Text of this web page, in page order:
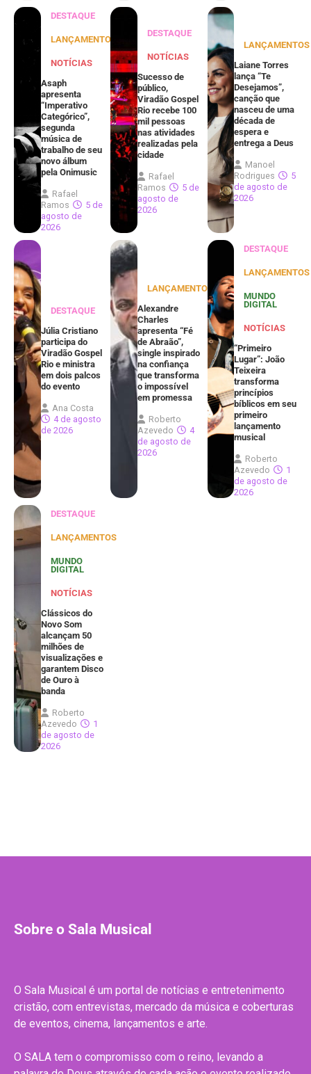
DESTAQUE
LANÇAMENTOS
NOTÍCIAS
Asaph
apresenta
“Imperativo
Categórico”,
segunda
música de
trabalho de seu
novo álbum
pela Onimusic
Rafael
Ramos
5 de
agosto de
2026
DESTAQUE
NOTÍCIAS
Sucesso de
público,
Viradão Gospel
Rio recebe 100
mil pessoas
nas atividades
realizadas pela
cidade
Rafael
Ramos
5 de
agosto de
2026
LANÇAMENTOS
Laiane Torres
lança “Te
Desejamos”,
canção que
nasceu de uma
década de
espera e
entrega a Deus
Manoel
Rodrigues
5
de agosto de
2026
DESTAQUE
Júlia Cristiano
participa do
Viradão Gospel
Rio e ministra
em dois palcos
do evento
Ana Costa
4 de agosto
de 2026
LANÇAMENTOS
Alexandre
Charles
apresenta “Fé
de Abraão”,
single inspirado
na confiança
que transforma
o impossível
em promessa
Roberto
Azevedo
4
de agosto de
2026
DESTAQUE
LANÇAMENTOS
MUNDO
DIGITAL
NOTÍCIAS
“Primeiro
Lugar”: João
Teixeira
transforma
princípios
bíblicos em seu
primeiro
lançamento
musical
Roberto
Azevedo
1
de agosto de
2026
DESTAQUE
LANÇAMENTOS
MUNDO
DIGITAL
NOTÍCIAS
Clássicos do
Novo Som
alcançam 50
milhões de
visualizações e
garantem Disco
de Ouro à
banda
Roberto
Azevedo
1
de agosto de
2026
Sobre o Sala Musical
O Sala Musical é um portal de notícias e entretenimento
cristão, com entrevistas, mercado da música e coberturas
de eventos, cinema, lançamentos e arte.
O SALA tem o compromisso com o reino, levando a